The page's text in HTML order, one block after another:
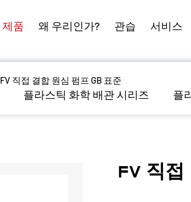
제품 왜 우리인가? 관습 서비스
FV 직접 결합 원심 펌프 GB 표준
플라스틱 화학 배관 시리즈 플
FV 직접